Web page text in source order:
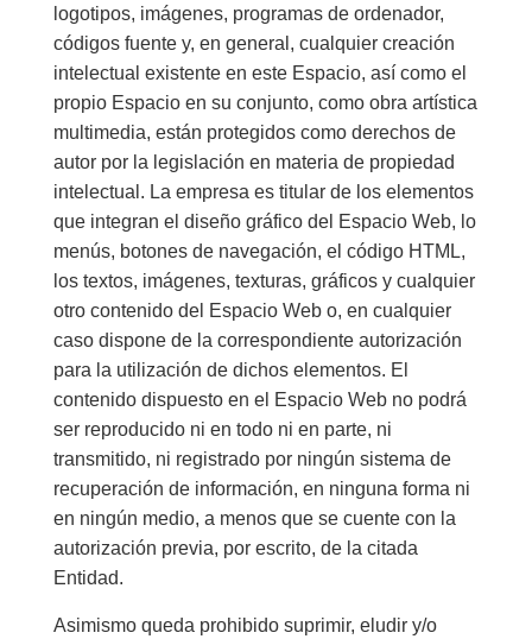
logotipos, imágenes, programas de ordenador,
códigos fuente y, en general, cualquier creación
intelectual existente en este Espacio, así como el
propio Espacio en su conjunto, como obra artística
multimedia, están protegidos como derechos de
autor por la legislación en materia de propiedad
intelectual. La empresa es titular de los elementos
que integran el diseño gráfico del Espacio Web, lo
menús, botones de navegación, el código HTML,
los textos, imágenes, texturas, gráficos y cualquier
otro contenido del Espacio Web o, en cualquier
caso dispone de la correspondiente autorización
para la utilización de dichos elementos. El
contenido dispuesto en el Espacio Web no podrá
ser reproducido ni en todo ni en parte, ni
transmitido, ni registrado por ningún sistema de
recuperación de información, en ninguna forma ni
en ningún medio, a menos que se cuente con la
autorización previa, por escrito, de la citada
Entidad.
Asimismo queda prohibido suprimir, eludir y/o